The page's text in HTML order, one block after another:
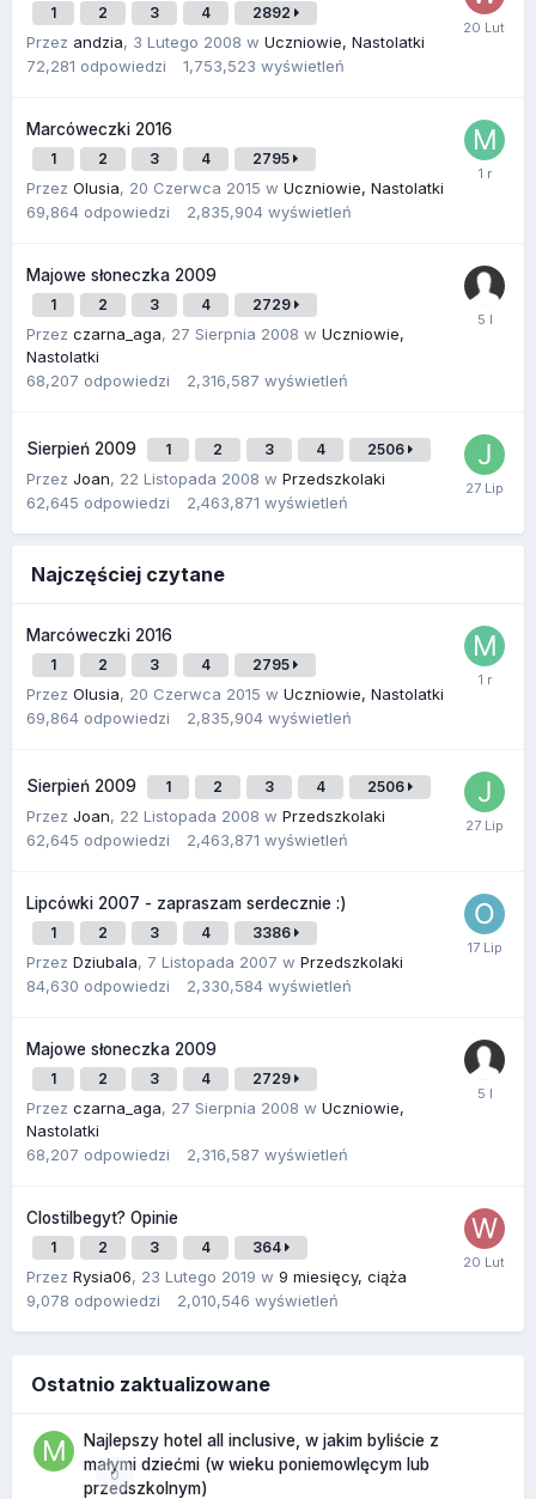
1 2 3 4 2892
Przez andzia, 3 Lutego 2008 w Uczniowie, Nastolatki
72,281 odpowiedzi 1,753,523 wyświetleń
Marcóweczki 2016
1 2 3 4 2795
Przez Olusia, 20 Czerwca 2015 w Uczniowie, Nastolatki
69,864 odpowiedzi 2,835,904 wyświetleń
Majowe słoneczka 2009
1 2 3 4 2729
Przez czarna_aga, 27 Sierpnia 2008 w Uczniowie,
Nastolatki
68,207 odpowiedzi 2,316,587 wyświetleń
Sierpień 2009 1 2 3 4 2506
Przez Joan, 22 Listopada 2008 w Przedszkolaki
62,645 odpowiedzi 2,463,871 wyświetleń
Najczęściej czytane
Marcóweczki 2016
1 2 3 4 2795
Przez Olusia, 20 Czerwca 2015 w Uczniowie, Nastolatki
69,864 odpowiedzi 2,835,904 wyświetleń
Sierpień 2009 1 2 3 4 2506
Przez Joan, 22 Listopada 2008 w Przedszkolaki
62,645 odpowiedzi 2,463,871 wyświetleń
Lipcówki 2007 - zapraszam serdecznie :)
1 2 3 4 3386
Przez Dziubala, 7 Listopada 2007 w Przedszkolaki
84,630 odpowiedzi 2,330,584 wyświetleń
Majowe słoneczka 2009
1 2 3 4 2729
Przez czarna_aga, 27 Sierpnia 2008 w Uczniowie,
Nastolatki
68,207 odpowiedzi 2,316,587 wyświetleń
Clostilbegyt? Opinie
1 2 3 4 364
Przez Rysia06, 23 Lutego 2019 w 9 miesięcy, ciąża
9,078 odpowiedzi 2,010,546 wyświetleń
Ostatnio zaktualizowane
0
Najlepszy hotel all inclusive, w jakim byliście z
małymi dziećmi (w wieku poniemowlęcym lub
przedszkolnym)